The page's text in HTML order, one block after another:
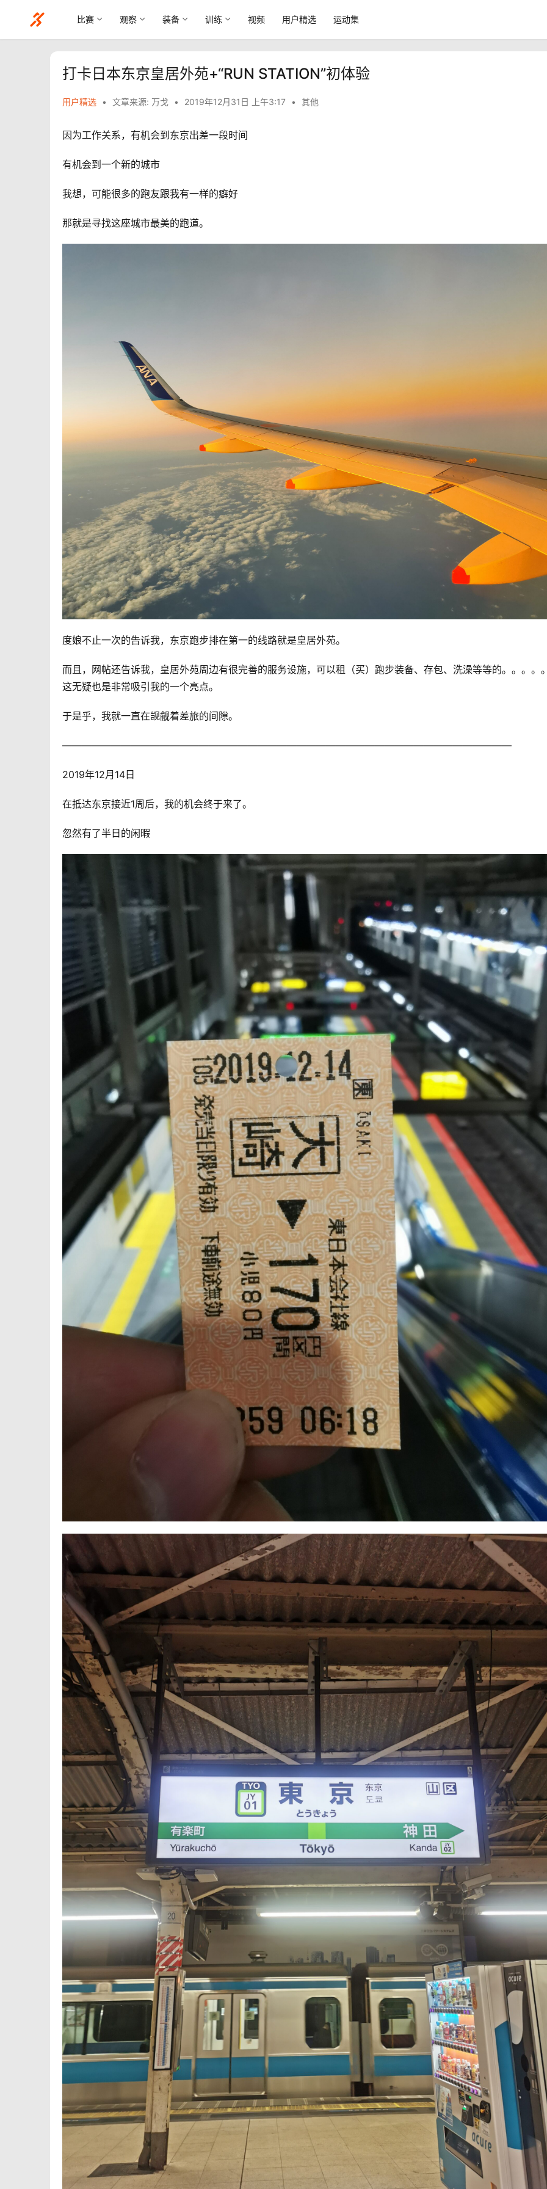
比赛 观察 装备 训练 视频 用户精选 运动集
打卡日本东京皇居外苑+“RUN STATION”初体验
用户精选 • 文章来源: 万戈 • 2019年12月31日 上午3:17 • 其他
因为工作关系，有机会到东京出差一段时间
有机会到一个新的城市
我想，可能很多的跑友跟我有一样的癖好
那就是寻找这座城市最美的跑道。
度娘不止一次的告诉我，东京跑步排在第一的线路就是皇居外苑。
而且，网帖还告诉我，皇居外苑周边有很完善的服务设施，可以租（买）跑步装备、存包、洗澡等等的。。。。
这无疑也是非常吸引我的一个亮点。
于是乎，我就一直在觊觎着差旅的间隙。
——————————————————————————————————————————————
2019年12月14日
在抵达东京接近1周后，我的机会终于来了。
忽然有了半日的闲暇